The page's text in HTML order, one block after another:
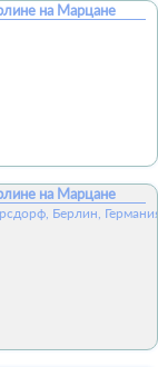
на Марцане
на Марцане
Берлин,